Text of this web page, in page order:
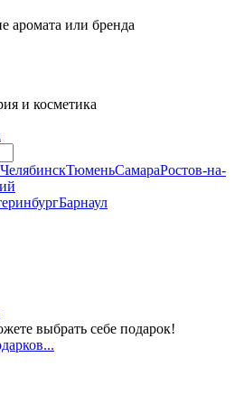
аромата или бренда
и косметика
ЧелябинскТюменьСамараРостов-на-
Барнаул
выбрать себе подарок!